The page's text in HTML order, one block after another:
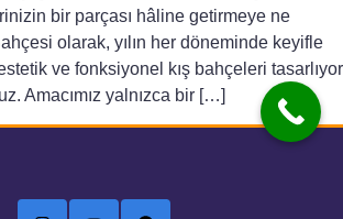
bir parçası hâline getirmeye ne
olarak, yılın her döneminde keyifle
ve fonksiyonel kış bahçeleri tasarlıyor
Amacımız yalnızca bir […]